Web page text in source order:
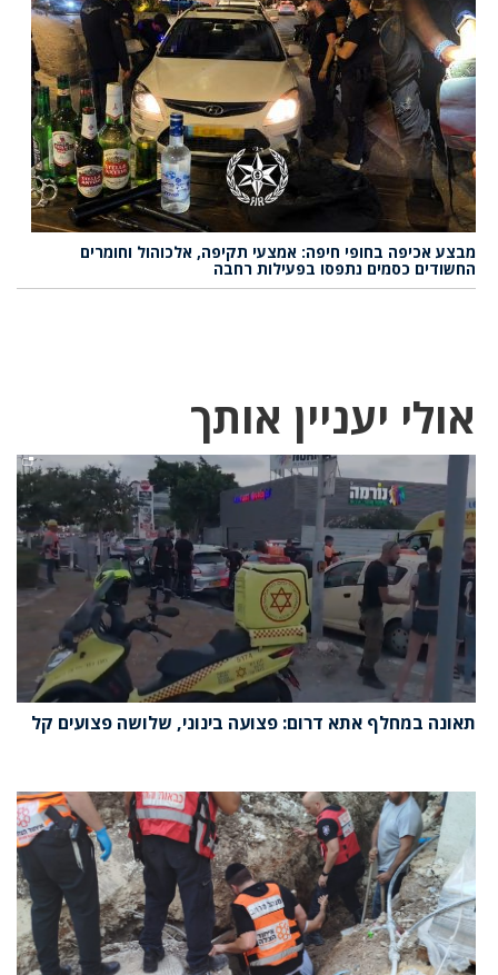
מבצע אכיפה בחופי חיפה: אמצעי תקיפה, אלכוהול וחומרים
החשודים כסמים נתפסו בפעילות רחבה
אולי יעניין אותך
תאונה במחלף אתא דרום: פצועה בינוני, שלושה פצועים קל